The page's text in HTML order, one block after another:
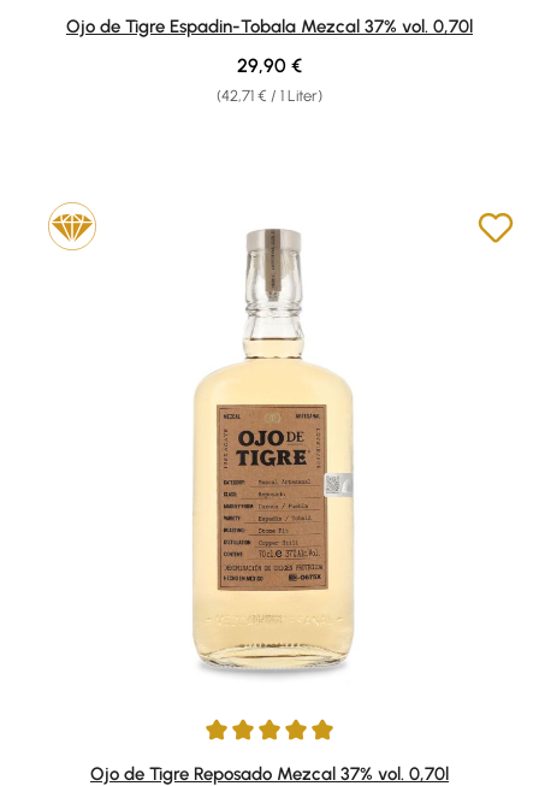
Durchschnittliche Bewertung von 4.7 von 5 Sternen
Ojo de Tigre Espadin-Tobala Mezcal 37% vol. 0,70l
(42,71 € / 1 Liter)
Regulärer Preis:
29,90 €
Durchschnittliche Bewertung von 5 von 5 Sternen
Ojo de Tigre Reposado Mezcal 37% vol. 0,70l